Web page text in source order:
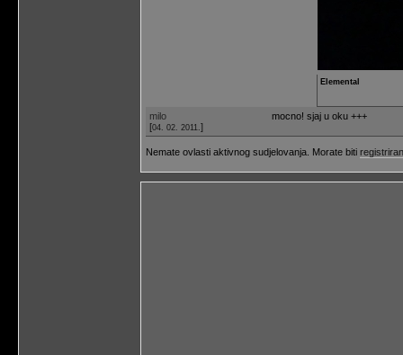
Elemental
milo
[04. 02. 2011. ]
mocno! sjaj u oku +++
Nemate ovlasti aktivnog sudjelovanja. Morate biti